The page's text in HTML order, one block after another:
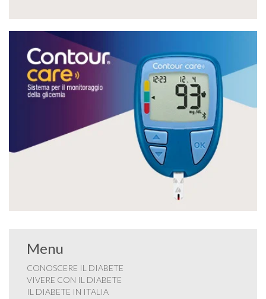
Menu
CONOSCERE IL DIABETE
VIVERE CON IL DIABETE
IL DIABETE IN ITALIA